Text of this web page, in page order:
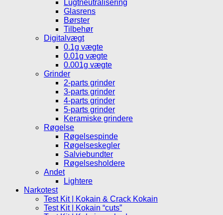
Lugtneutralisering
Glasrens
Børster
Tilbehør
Digitalvægt
0.1g vægte
0.01g vægte
0.001g vægte
Grinder
2-parts grinder
3-parts grinder
4-parts grinder
5-parts grinder
Keramiske grindere
Røgelse
Røgelsespinde
Røgelseskegler
Salviebundter
Røgelsesholdere
Andet
Lightere
Narkotest
Test Kit | Kokain & Crack Kokain
Test Kit | Kokain “cuts”